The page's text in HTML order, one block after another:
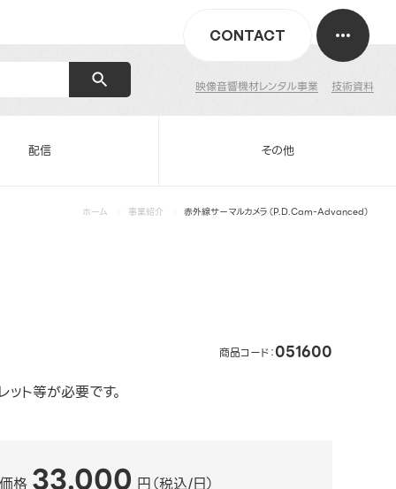
映像音響機材レンタル事業 技術資料
CONTACT
配信 その他
ホーム 事業紹介 赤外線サーマルカメラ（P.D.Cam-Advanced）
商品コード：051600
ト等が必要です。
格 33,000 円（税込/日）